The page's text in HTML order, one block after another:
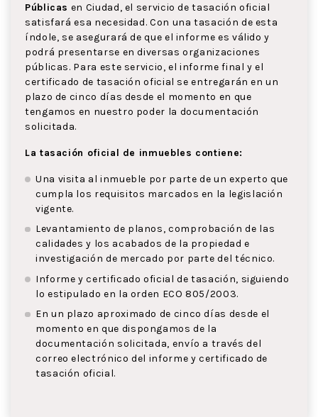
Públicas en Ciudad, el servicio de tasación oficial
satisfará esa necesidad. Con una tasación de esta
índole, se asegurará de que el informe es válido y
podrá presentarse en diversas organizaciones
públicas. Para este servicio, el informe final y el
certificado de tasación oficial se entregarán en un
plazo de cinco días desde el momento en que
tengamos en nuestro poder la documentación
solicitada.
La tasación oficial de inmuebles contiene:
Una visita al inmueble por parte de un experto que
cumpla los requisitos marcados en la legislación
vigente.
Levantamiento de planos, comprobación de las
calidades y los acabados de la propiedad e
investigación de mercado por parte del técnico.
Informe y certificado oficial de tasación, siguiendo
lo estipulado en la orden ECO 805/2003.
En un plazo aproximado de cinco días desde el
momento en que dispongamos de la
documentación solicitada, envío a través del
correo electrónico del informe y certificado de
tasación oficial.